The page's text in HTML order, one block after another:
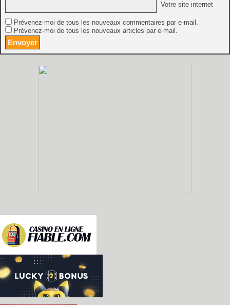
Votre site internet
Prévenez-moi de tous les nouveaux commentaires par e-mail.
Prévenez-moi de tous les nouveaux articles par e-mail.